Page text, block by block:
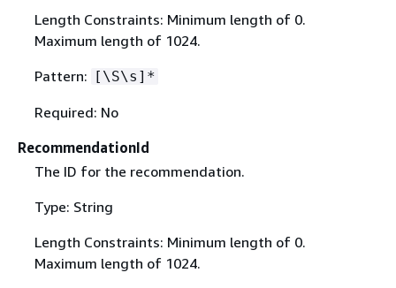
Length Constraints: Minimum length of 0.
Maximum length of 1024.
Pattern: [\S\s]*
Required: No
RecommendationId
The ID for the recommendation.
Type: String
Length Constraints: Minimum length of 0.
Maximum length of 1024.